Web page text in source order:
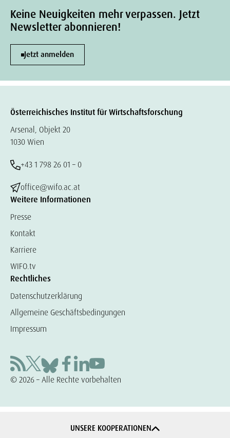
Keine Neuigkeiten mehr verpassen. Jetzt
Newsletter abonnieren!
Jetzt anmelden
Österreichisches Institut für Wirtschaftsforschung
Arsenal, Objekt 20
1030 Wien
+43 1 798 26 01 – 0
office@wifo.ac.at
Weitere Informationen
Presse
Kontakt
Karriere
WIFO.tv
Rechtliches
Datenschutzerklärung
Allgemeine Geschäftsbedingungen
Impressum
© 2026 – Alle Rechte vorbehalten
UNSERE KOOPERATIONEN